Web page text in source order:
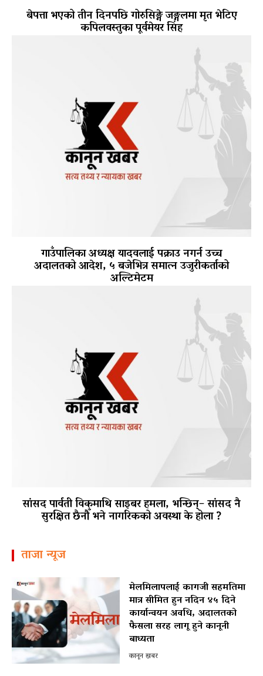
बेपत्ता भएको तीन दिनपछि गोरुसिङ्गे जङ्गलमा मृत भेटिए
कपिलवस्तुका पूर्वमेयर सिंह
गाउँपालिका अध्यक्ष यादवलाई पक्राउ नगर्न उच्च
अदालतको आदेश, ५ बजेभित्र समात्न उजुरीकर्ताको
अल्टिमेटम
सांसद पार्वती विकमाथि साइबर हमला, भन्छिन्– सांसद नै
सुरक्षित छैनौँ भने नागरिकको अवस्था के होला ?
ताजा न्यूज
मेलमिलापलाई कागजी सहमतिमा
मात्र सीमित हुन नदिन ४५ दिने
कार्यान्वयन अवधि, अदालतको
फैसला सरह लागू हुने कानूनी
बाध्यता
कानून खबर